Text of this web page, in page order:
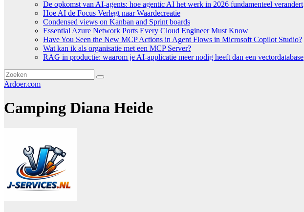
De opkomst van AI-agents: hoe agentic AI het werk in 2026 fundamenteel verandert
Hoe AI de Focus Verlegt naar Waardecreatie
Condensed views on Kanban and Sprint boards
Essential Azure Network Ports Every Cloud Engineer Must Know
Have You Seen the New MCP Actions in Agent Flows in Microsoft Copilot Studio?
Wat kan ik als organisatie met een MCP Server?
RAG in productie: waarom je AI-applicatie meer nodig heeft dan een vectordatabase
Ardoer.com
Camping Diana Heide